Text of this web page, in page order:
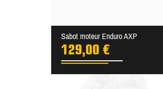
Sabot moteur Enduro AXP
129,00 €